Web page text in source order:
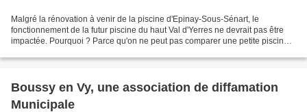
Malgré la rénovation à venir de la piscine d'Epinay-Sous-Sénart, le
fonctionnement de la futur piscine du haut Val d'Yerres ne devrait pas être
impactée. Pourquoi ? Parce qu'on ne peut pas comparer une petite piscine
Boussy en Vy, une association de diffamation
Municipale